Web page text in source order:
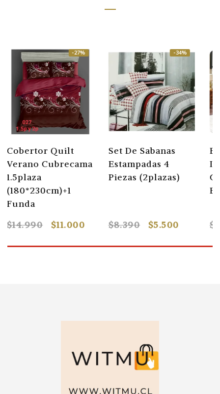
-22%
Edredón Suave De
Invierno 2 Plazas(
Cobertores
Edredónes)
$33.990 $26.440
Set Sábanas Con
Elástico 2 Plazas( 4
Piezas )liso
$9.990